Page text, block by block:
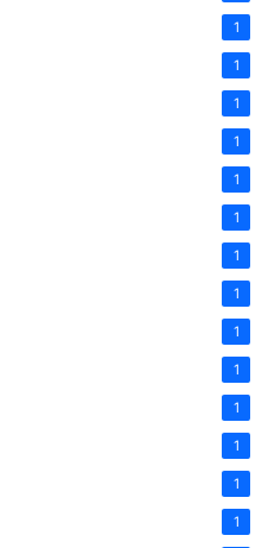
1
1
1
1
1
1
1
1
1
1
1
1
1
1